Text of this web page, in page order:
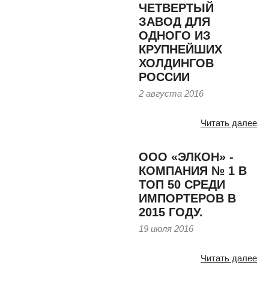
ЧЕТВЕРТЫЙ
ЗАВОД ДЛЯ
ОДНОГО ИЗ
КРУПНЕЙШИХ
ХОЛДИНГОВ
РОССИИ
2 августа 2016
Читать далее
ООО «ЭЛКОН» -
КОМПАНИЯ № 1 В
ТОП 50 СРЕДИ
ИМПОРТЕРОВ В
2015 ГОДУ.
19 июля 2016
Читать далее